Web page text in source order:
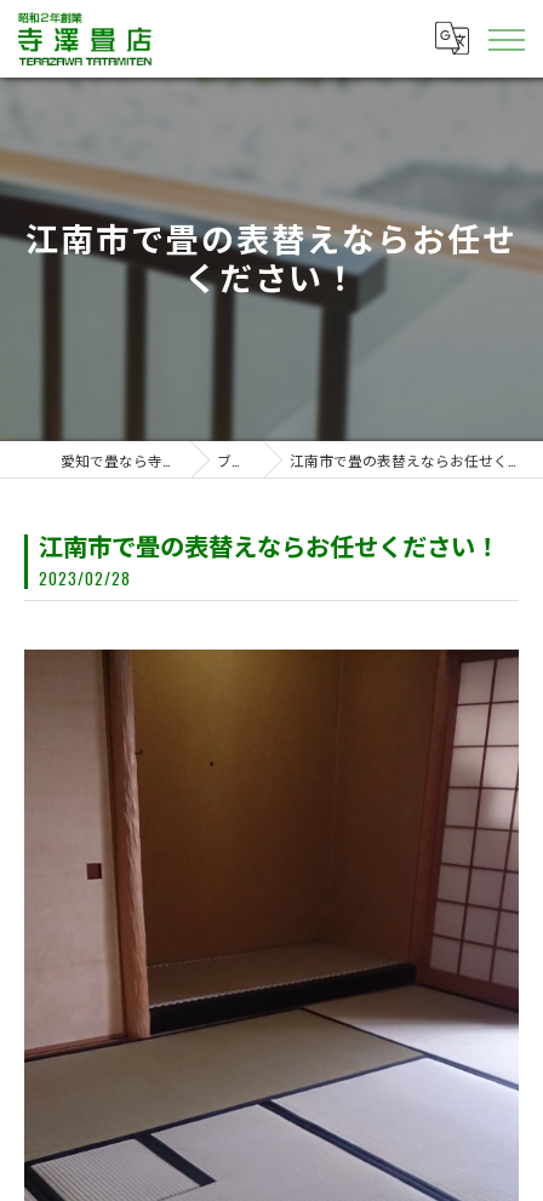
江南市で畳の表替えならお任せ
ください！
ブログ 江南市で畳の表替えならお任せください！
江南市で畳の表替えならお任せください！
2023/02/28